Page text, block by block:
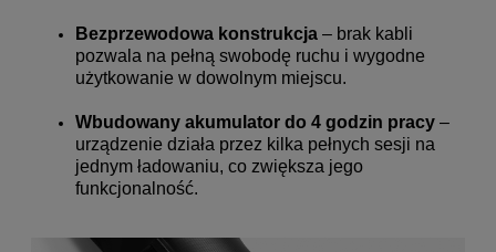
Bezprzewodowa konstrukcja – brak kabli
pozwala na pełną swobodę ruchu i wygodne
użytkowanie w dowolnym miejscu.
Wbudowany akumulator do 4 godzin pracy –
urządzenie działa przez kilka pełnych sesji na
jednym ładowaniu, co zwiększa jego
funkcjonalność.